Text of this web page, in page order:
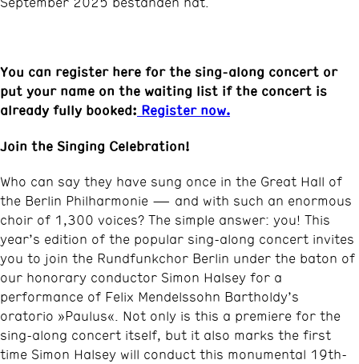
You can register here for the sing-along concert or
put your name on the waiting list if the concert is
already fully booked: Register now.
Join the Singing Celebration!
Who can say they have sung once in the Great Hall of
the Berlin Philharmonie — and with such an enormous
choir of 1,300 voices? The simple answer: you! This
year’s edition of the popular sing-along concert invites
you to join the Rundfunkchor Berlin under the baton of
our honorary conductor Simon Halsey for a
performance of Felix Mendelssohn Bartholdy’s
oratorio »Paulus«. Not only is this a premiere for the
sing-along concert itself, but it also marks the first
time Simon Halsey will conduct this monumental 19th-